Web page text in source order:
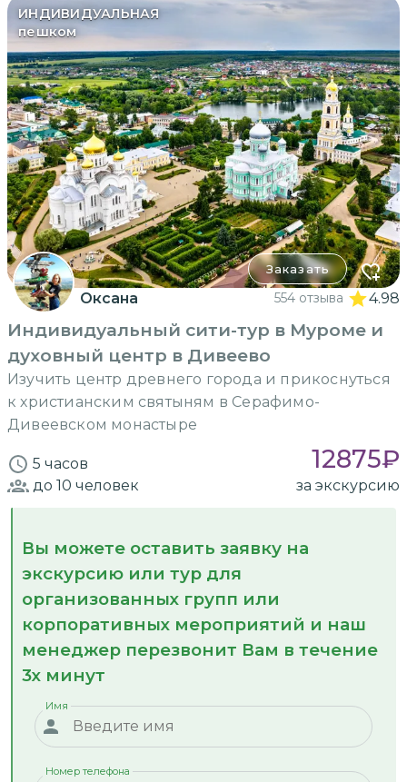
ИНДИВИДУАЛЬНАЯ
пешком
Заказать
Оксана 554 отзыва 4.98
Индивидуальный сити-тур в Муроме и
духовный центр в Дивеево
Изучить центр древнего города и прикоснуться
к христианским святыням в Серафимо-
Дивеевском монастыре
5 часов 12875₽
до 10 человек за экскурсию
Вы можете оставить заявку на
экскурсию или тур для
организованных групп или
корпоративных мероприятий и наш
менеджер перезвонит Вам в течение
3х минут
Имя
Номер телефона